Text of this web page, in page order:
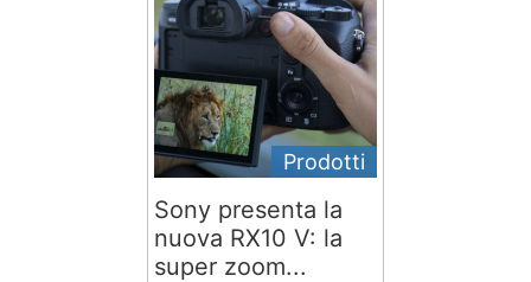
Prodotti
Sony presenta la
nuova RX10 V: la
super zoom...